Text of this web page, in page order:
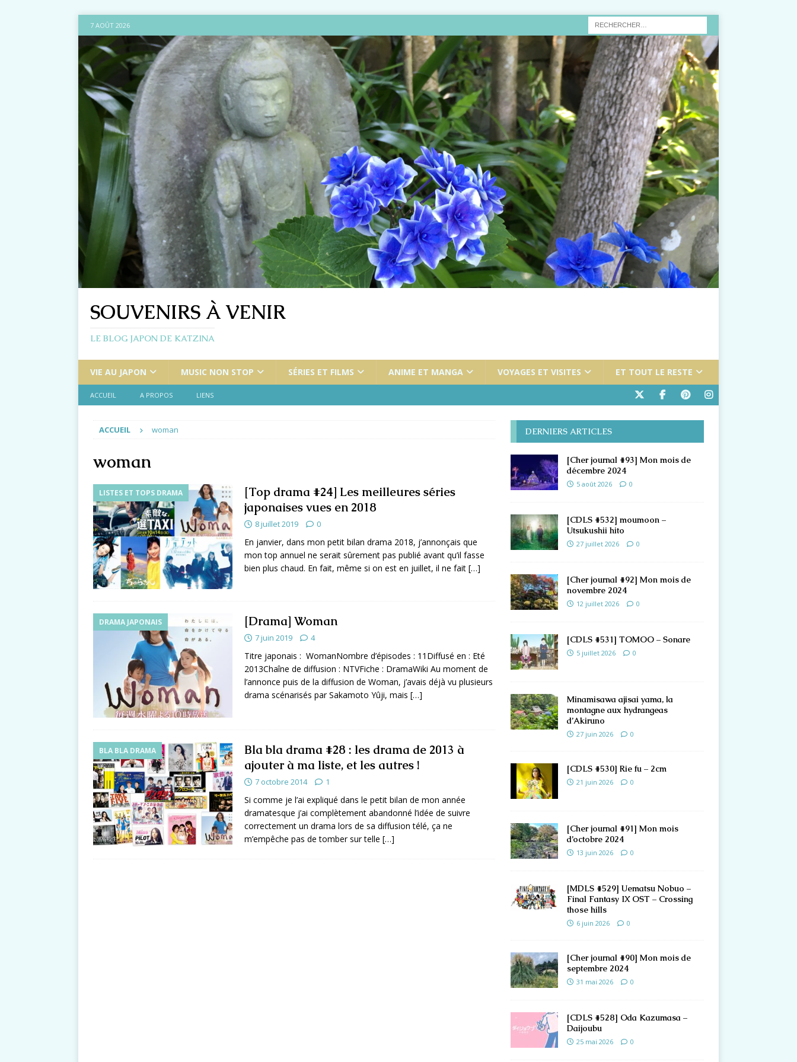
7 AOÛT 2026
SOUVENIRS À VENIR
LE BLOG JAPON DE KATZINA
VIE AU JAPON MUSIC NON STOP SÉRIES ET FILMS ANIME ET MANGA VOYAGES ET VISITES ET TOUT LE RESTE
ACCUEIL A PROPOS LIENS
ACCUEIL woman
woman
LISTES ET TOPS DRAMA
[Top drama #24] Les meilleures séries
japonaises vues en 2018
8 juillet 2019 0
En janvier, dans mon petit bilan drama 2018, j’annonçais que
mon top annuel ne serait sûrement pas publié avant qu’il fasse
bien plus chaud. En fait, même si on est en juillet, il ne fait […]
DRAMA JAPONAIS [Drama] Woman
7 juin 2019 4
Titre japonais : WomanNombre d’épisodes : 11Diffusé en : Eté
2013Chaîne de diffusion : NTVFiche : DramaWiki Au moment de
l’annonce puis de la diffusion de Woman, j’avais déjà vu plusieurs
drama scénarisés par Sakamoto Yûji, mais […]
BLA BLA DRAMA
Bla bla drama #28 : les drama de 2013 à
ajouter à ma liste, et les autres !
7 octobre 2014 1
Si comme je l’ai expliqué dans le petit bilan de mon année
dramatesque j’ai complètement abandonné l’idée de suivre
correctement un drama lors de sa diffusion télé, ça ne
m’empêche pas de tomber sur telle […]
DERNIERS ARTICLES
[Cher journal #93] Mon mois de
décembre 2024
5 août 2026 0
[CDLS #532] moumoon –
Utsukushii hito
27 juillet 2026 0
[Cher journal #92] Mon mois de
novembre 2024
12 juillet 2026 0
[CDLS #531] TOMOO – Sonare
5 juillet 2026 0
Minamisawa ajisai yama, la
montagne aux hydrangeas
d’Akiruno
27 juin 2026 0
[CDLS #530] Rie fu – 2cm
21 juin 2026 0
[Cher journal #91] Mon mois
d’octobre 2024
13 juin 2026 0
[MDLS #529] Uematsu Nobuo –
Final Fantasy IX OST – Crossing
those hills
6 juin 2026 0
[Cher journal #90] Mon mois de
septembre 2024
31 mai 2026 0
[CDLS #528] Oda Kazumasa –
Daijoubu
25 mai 2026 0